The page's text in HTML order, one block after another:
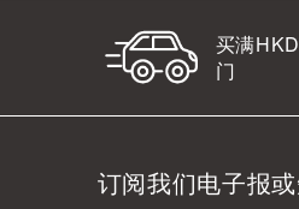
买满
门
订阅我们电子报